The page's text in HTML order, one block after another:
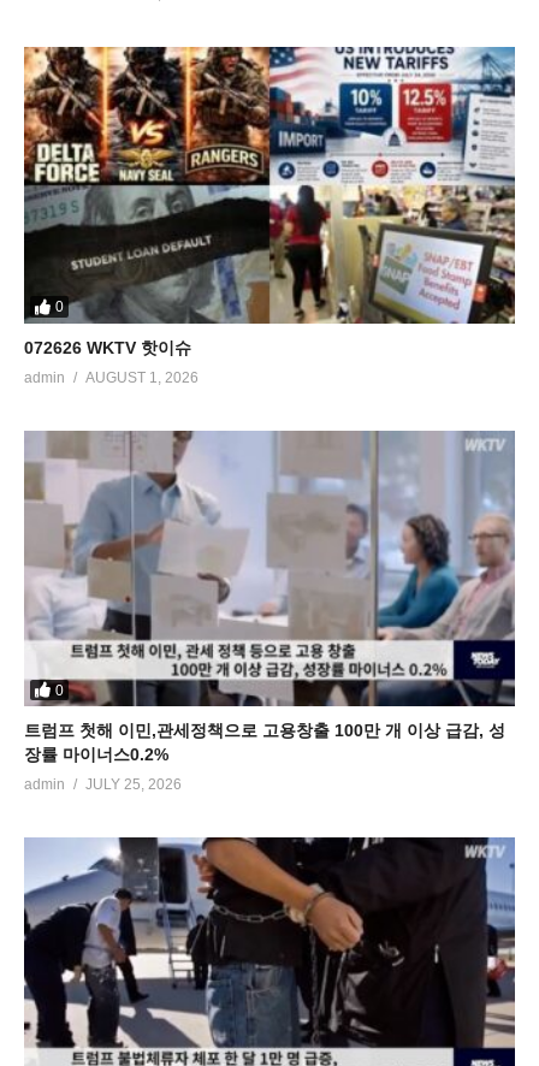
0
072626 WKTV 핫이슈
admin AUGUST 1, 2026
0
트럼프 첫해 이민,관세정책으로 고용창출 100만 개 이상 급감, 성
장률 마이너스0.2%
admin JULY 25, 2026